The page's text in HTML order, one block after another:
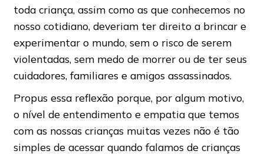
toda criança, assim como as que conhecemos no
nosso cotidiano, deveriam ter direito a brincar e
experimentar o mundo, sem o risco de serem
violentadas, sem medo de morrer ou de ter seus
cuidadores, familiares e amigos assassinados.
Propus essa reflexão porque, por algum motivo,
o nível de entendimento e empatia que temos
com as nossas crianças muitas vezes não é tão
simples de acessar quando falamos de crianças